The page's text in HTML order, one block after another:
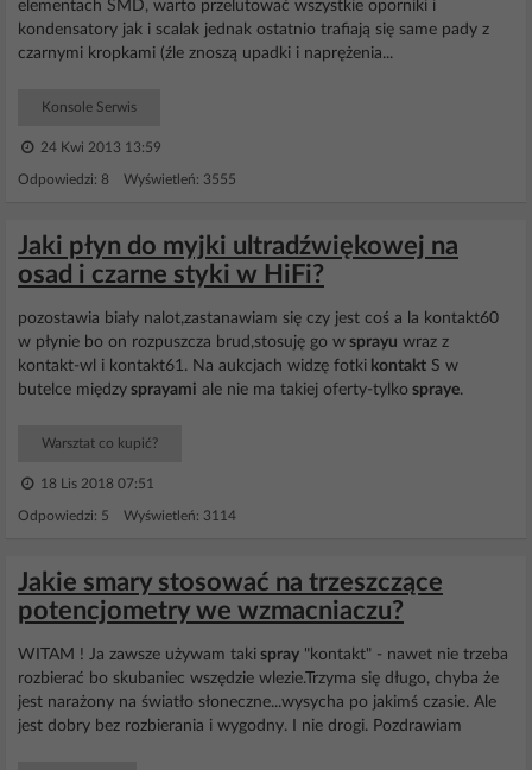
elementach SMD, warto przelutować wszystkie oporniki i
kondensatory jak i scalak jednak ostatnio trafiają się same pady z
czarnymi kropkami (źle znoszą upadki i naprężenia...
Konsole Serwis
24 Kwi 2013 13:59
Odpowiedzi: 8 Wyświetleń: 3555
Jaki płyn do myjki ultradźwiękowej na
osad i czarne styki w HiFi?
pozostawia biały nalot,zastanawiam się czy jest coś a la kontakt60
w płynie bo on rozpuszcza brud,stosuję go w sprayu wraz z
kontakt-wl i kontakt61. Na aukcjach widzę fotki kontakt S w
butelce między sprayami ale nie ma takiej oferty-tylko spraye.
Warsztat co kupić?
18 Lis 2018 07:51
Odpowiedzi: 5 Wyświetleń: 3114
Jakie smary stosować na trzeszczące
potencjometry we wzmacniaczu?
WITAM ! Ja zawsze używam taki spray "kontakt" - nawet nie trzeba
rozbierać bo skubaniec wszędzie wlezie.Trzyma się długo, chyba że
jest narażony na światło słoneczne...wysycha po jakimś czasie. Ale
jest dobry bez rozbierania i wygodny. I nie drogi. Pozdrawiam